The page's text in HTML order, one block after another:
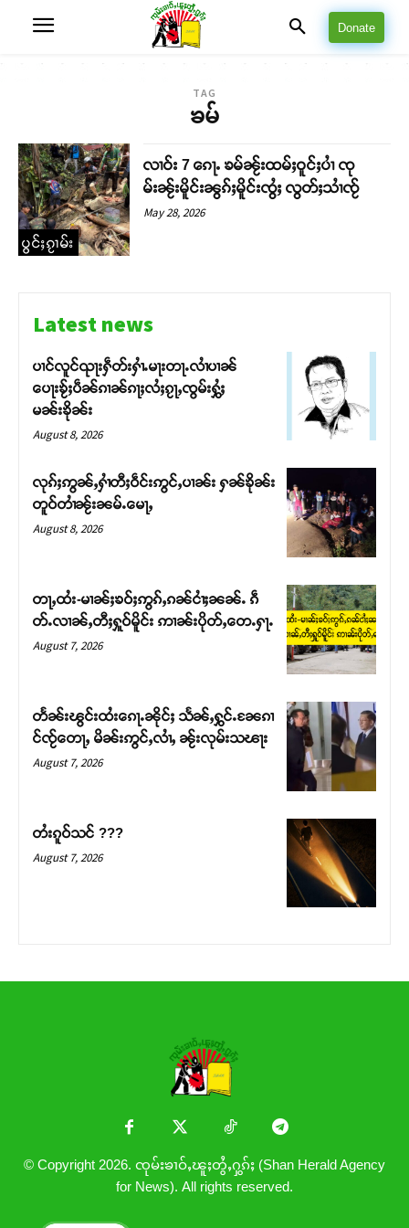
တႃႇႁႂ်ႈသဵင်ၵၢင်ၸႂ်ၵူၼ်းမိူင်း ၵူႈတီႈၵူႈလႅၼ်ပေႃးတေၸွ
တ်ႇ တူဝ်ႈလုမ်ႈၾႃႉၼၼ်ႉ ၶဝ်ႈႁူမ်ႈၵမ်ႉထႅမ် ၸုမ်းၶၢ
ဝ်ႇၽူႈတွႆႇႁွၵ်ႈ လႆႈယူႇၶႃႈဢေႃႈ။
Donate
TAG
ၶမ်
ပွင်ႈၵႂၢမ်း
လၢဝ်း 7 ၵေႃႉ ၶမ်ၼႂ်းထမ်ႈဝူင်ႈပၢႆ ၸု
မ်းၼႂ်းမိူင်းၼွၵ်ႈမိူင်းၸွႆႈ လွတ်ႈသၢႆၸႂ်
May 28, 2026
Latest news
ပၢင်လူင်ၺႃးႁဵတ်းႁၢႆႉမႃးတႃႉလၢႆပၢၼ် ​​
ပေႃးၶႂ်ႈပဵၼ်ၵၢၼ်ၵႃႈလႆႈၵႂႃႇၸွမ်းႁွႆႈ
မၼ်းၶိုၼ်း
August 8, 2026
လုၵ်ႈဢွၼ်ႇႁၢႆတီႈဝဵင်းဢွင်ႇပၢၼ်း ႁၼ်ၶိုၼ်း
တူဝ်တၢႆၼႂ်းၼမ်ႉမေႃႇ
August 8, 2026
တႃႇထႆး-မၢၼ်ႈၶဝ်ႈဢွၵ်ႇၵၼ်ငၢႆႈၼၼ်ႉ ၵဵ
တ်ႉလၢၼ်ႇတီႈႁူဝ်မိူင်း ဢၢၼ်းပိုတ်ႇတေႉႁႃႉ
August 7, 2026
တႅၼ်းၽွင်းထႆးၵေႃႉၼိုင်ႈ သႅၼ်ႇႁွင်ႉၼႄၵၢ
င်ၸႂ်တေႃႇ မိၼ်းဢွင်ႇလၢႆႇ ၼႂ်းလုမ်းသၽႃး
August 7, 2026
တႆးၵူဝ်သင် ???
August 7, 2026
© Copyright 2026. ၸုမ်းၶၢဝ်ႇၽူႈတွႆႇႁွၵ်ႈ (Shan Herald Agency
for News). All rights reserved.